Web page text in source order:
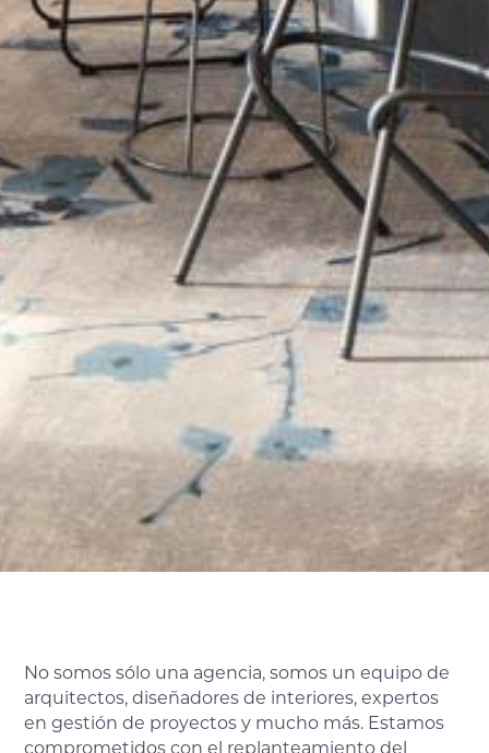
No somos sólo una agencia, somos un equipo de
arquitectos, diseñadores de interiores, expertos
en gestión de proyectos y mucho más. Estamos
comprometidos con el replanteamiento del